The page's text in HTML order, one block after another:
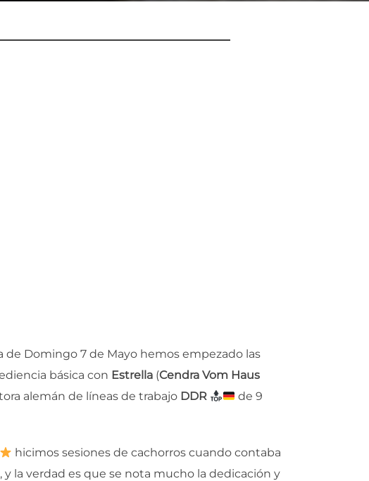
de Domingo 7 de Mayo hemos empezado las
básica con Estrella (Cendra Vom Haus
alemán de líneas de trabajo DDR
de 9
hicimos sesiones de cachorros cuando contaba
y la verdad es que se nota mucho la dedicación y